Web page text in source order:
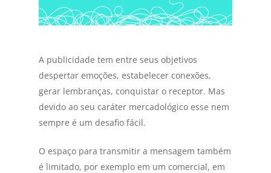
A publicidade tem entre seus objetivos
despertar emoções, estabelecer conexões,
gerar lembranças, conquistar o receptor. Mas
devido ao seu caráter mercadológico esse nem
sempre é um desafio fácil.
O espaço para transmitir a mensagem também
é limitado, por exemplo em um comercial, em